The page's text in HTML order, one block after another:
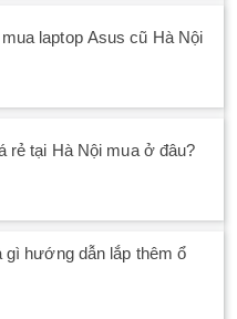
laptop Asus cũ Hà Nội
rẻ tại Hà Nội mua ở đâu?
gì hướng dẫn lắp thêm ổ